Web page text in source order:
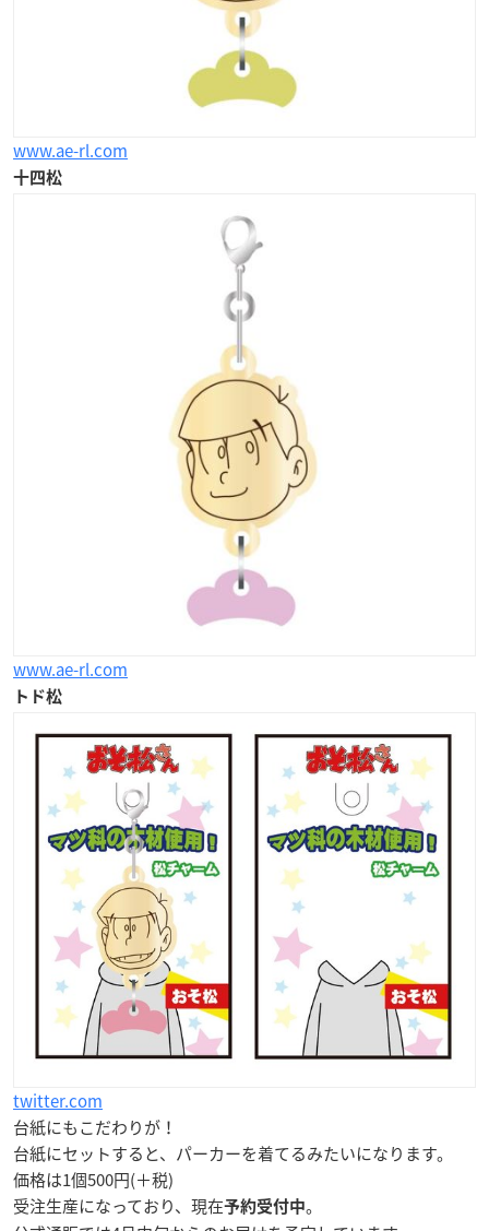
www.ae-rl.com
十四松
www.ae-rl.com
トド松
twitter.com
台紙にもこだわりが！
台紙にセットすると、パーカーを着てるみたいになります。
価格は1個500円(＋税)
受注生産になっており、現在予約受付中。